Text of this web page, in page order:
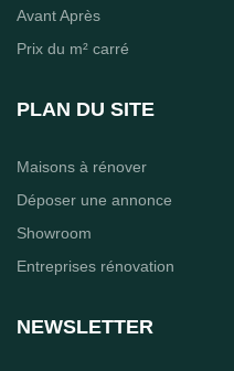
Avant Après
Prix du m² carré
PLAN DU SITE
Maisons à rénover
Déposer une annonce
Showroom
Entreprises rénovation
NEWSLETTER